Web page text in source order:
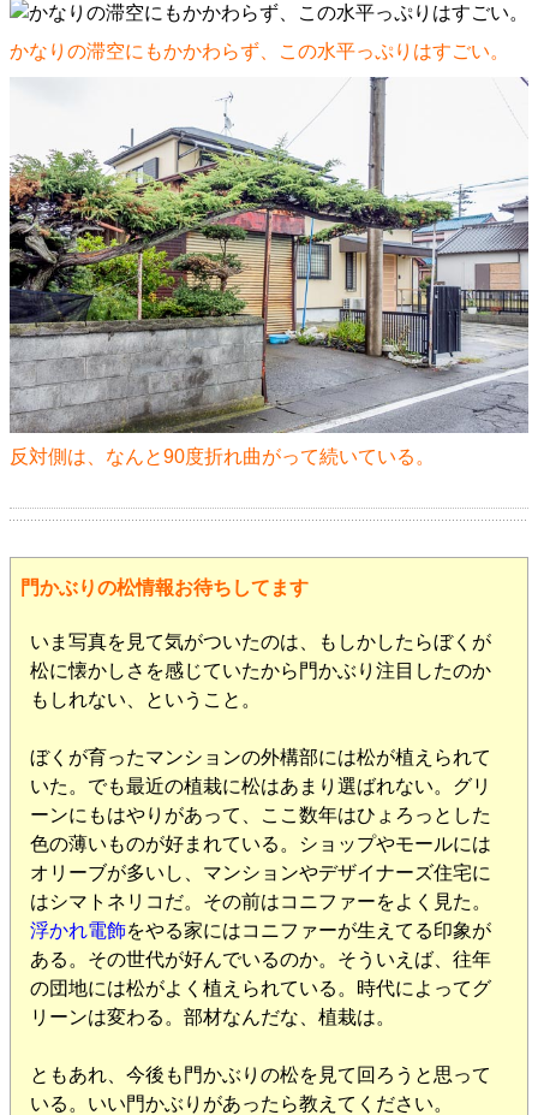
かなりの滞空にもかかわらず、この水平っぷりはすごい。
反対側は、なんと90度折れ曲がって続いている。
門かぶりの松情報お待ちしてます
いま写真を見て気がついたのは、もしかしたらぼくが
松に懐かしさを感じていたから門かぶり注目したのか
もしれない、ということ。
ぼくが育ったマンションの外構部には松が植えられて
いた。でも最近の植栽に松はあまり選ばれない。グリ
ーンにもはやりがあって、ここ数年はひょろっとした
色の薄いものが好まれている。ショップやモールには
オリーブが多いし、マンションやデザイナーズ住宅に
はシマトネリコだ。その前はコニファーをよく見た。
浮かれ電飾をやる家にはコニファーが生えてる印象が
ある。その世代が好んでいるのか。そういえば、往年
の団地には松がよく植えられている。時代によってグ
リーンは変わる。部材なんだな、植栽は。
ともあれ、今後も門かぶりの松を見て回ろうと思って
いる。いい門かぶりがあったら教えてください。